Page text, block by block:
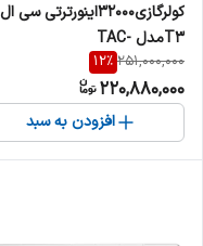
کولرگازی۳۲۰۰۰اینورترتی سی ال
‏T3مدل TAC-
32CHSA1/XAF1IT3 ‏
251,000,000
12%
220,880,000
افزودن به سبد